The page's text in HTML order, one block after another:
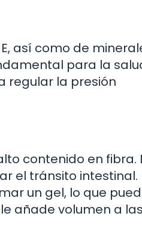
así como de
para la
regular la presión
contenido en fibra.
el tránsito intestinal.
un gel, lo que
añade volumen a las